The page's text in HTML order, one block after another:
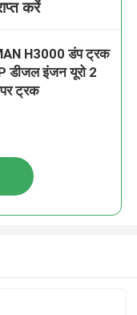
करें
H3000 डंप ट्रक
डीजल इंजन यूरो 2
ट्रक